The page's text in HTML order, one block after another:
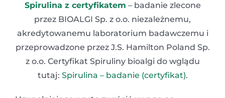
Spirulina z certyfikatem – badanie zlecone
przez BIOALGI Sp. z o.o. niezależnemu,
akredytowanemu laboratorium badawczemu i
przeprowadzone przez J.S. Hamilton Poland Sp.
z o.o. Certyfikat Spiruliny bioalgi do wglądu
tutaj: Spirulina – badanie (certyfikat).